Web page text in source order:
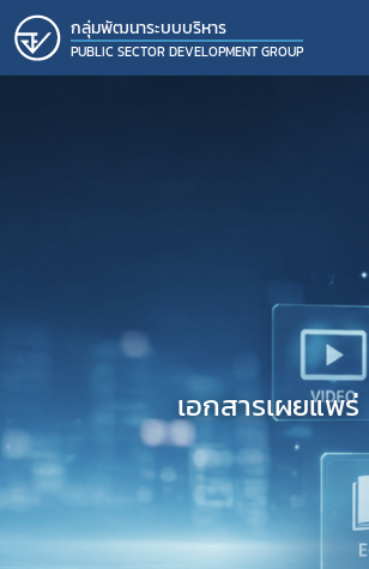
กลุ่มพัฒนาระบบบริหาร
PUBLIC SECTOR DEVELOPMENT GROUP
เอกสารเผยแพร่